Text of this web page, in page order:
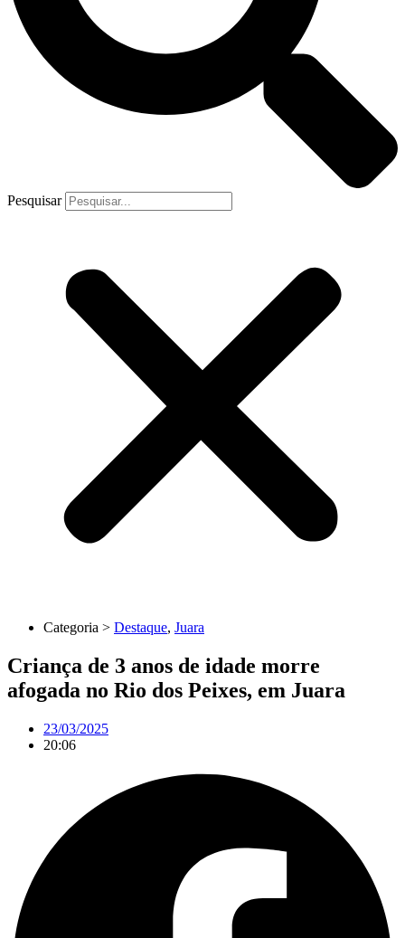
Pesquisar
Categoria > Destaque, Juara
Criança de 3 anos de idade morre
afogada no Rio dos Peixes, em Juara
23/03/2025
20:06